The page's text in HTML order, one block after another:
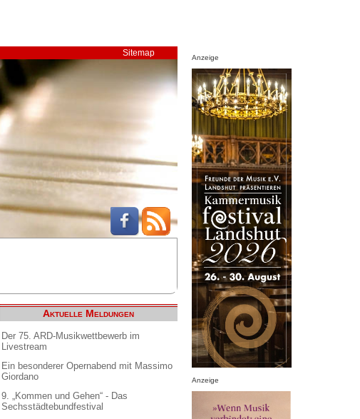
Sitemap
Aktuelle Meldungen
Der 75. ARD-Musikwettbewerb im
Livestream
Ein besonderer Opernabend mit Massimo
Giordano
9. „Kommen und Gehen“ - Das
Sechsstädtebundfestival
Anzeige
Anzeige